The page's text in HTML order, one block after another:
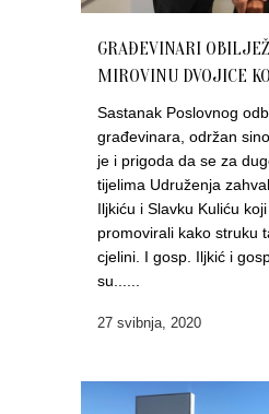
GRAĐEVINARI
MIROVINU DVOJICE
Sastanak Poslovnog
građevinara, održan
je i prigoda da se za
tijelima Udruženja
Iljkiću i Slavku Kuliću
promovirali kako struku
cjelini. I gosp. Iljkić i
su......
27 svibnja, 2020